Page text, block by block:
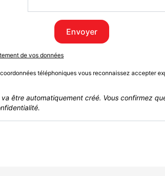
Envoyer
de vos données
téléphoniques vous reconnaissez accepter
être automatiquement créé. Vous confirmez